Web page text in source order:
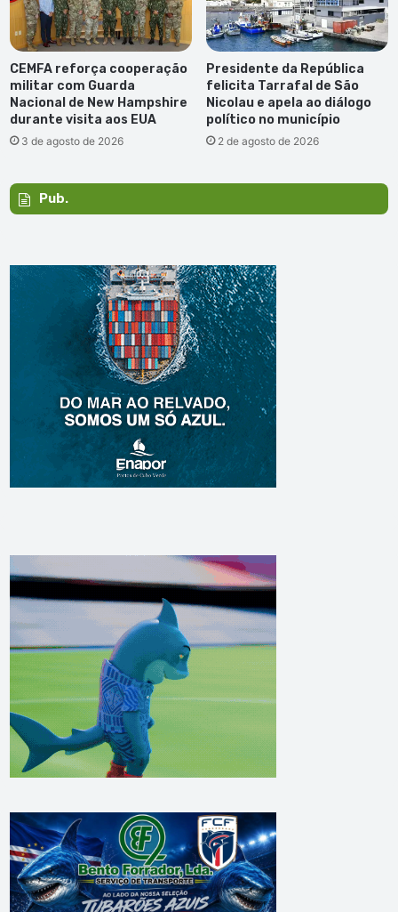
CEMFA reforça cooperação
militar com Guarda
Nacional de New Hampshire
durante visita aos EUA
3 de agosto de 2026
Presidente da República
felicita Tarrafal de São
Nicolau e apela ao diálogo
político no município
2 de agosto de 2026
Pub.